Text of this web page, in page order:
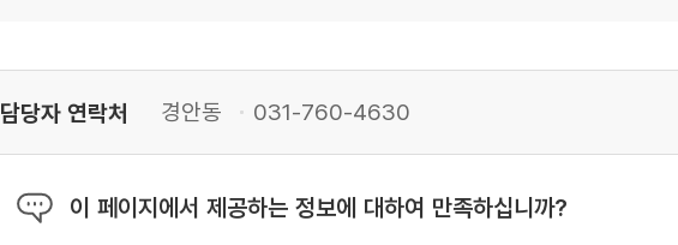
담당자 연락처 경안동 031-760-4630
이 페이지에서 제공하는 정보에 대하여 만족하십니까?